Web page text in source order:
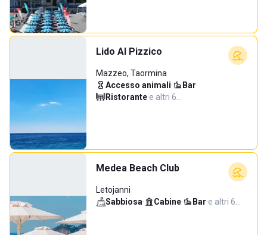
Lido Al Pizzico
Mazzeo, Taormina
Accesso animali· Bar·
Ristorante·e altri 6…
Medea Beach Club
Letojanni
Sabbiosa· Cabine· Bar·e altri 6…